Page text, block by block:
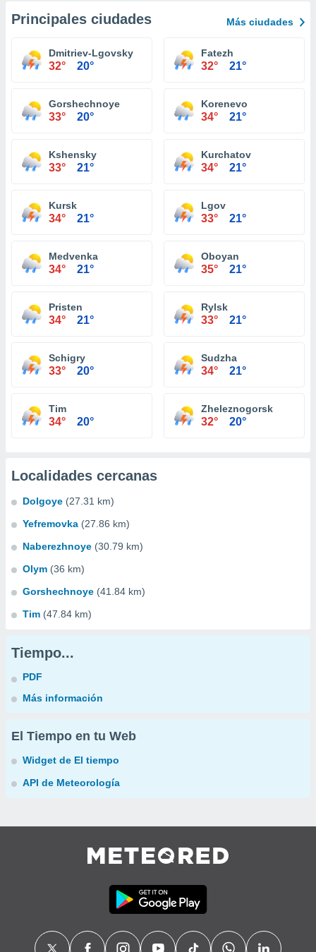
Principales ciudades Más ciudades
Dmitriev-Lgovsky
32° 20°
Fatezh
32° 21°
Gorshechnoye
33° 20°
Korenevo
34° 21°
Kshensky
33° 21°
Kurchatov
34° 21°
Kursk
34° 21°
Lgov
33° 21°
Medvenka
34° 21°
Oboyan
35° 21°
Pristen
34° 21°
Rylsk
33° 21°
Schigry
33° 20°
Sudzha
34° 21°
Tim
34° 20°
Zheleznogorsk
32° 20°
Localidades cercanas
Dolgoye (27.31 km)
Yefremovka (27.86 km)
Naberezhnoye (30.79 km)
Olym (36 km)
Gorshechnoye (41.84 km)
Tim (47.84 km)
Tiempo...
PDF
Más información
El Tiempo en tu Web
Widget de El tiempo
API de Meteorología